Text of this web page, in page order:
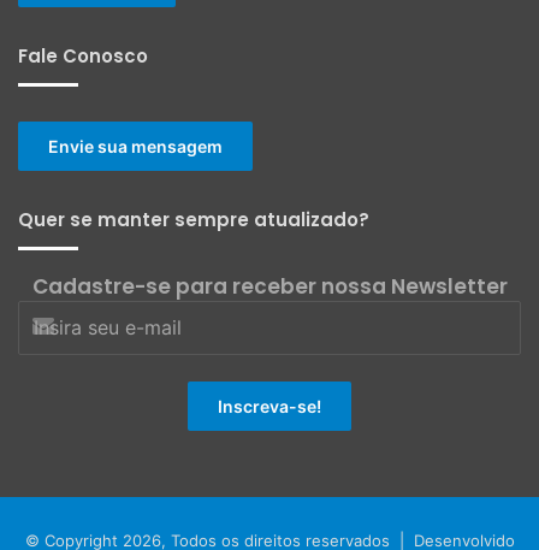
Fale Conosco
Envie sua mensagem
Quer se manter sempre atualizado?
Cadastre-se para receber nossa Newsletter
© Copyright 2026, Todos os direitos reservados | Desenvolvido